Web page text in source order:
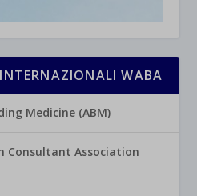
WABA
Medicine (ABM)
Association